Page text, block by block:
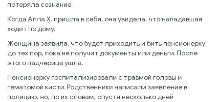
потеряла сознание.
Когда Алла Х. пришла в себя, она увидела, что нападавшая
ходит по дому.
Женщина заявила, что будет приходить и бить пенсионерку
до тех пор, пока не получит документы или деньги. После
этого падчерица ушла.
Пенсионерку госпитализировали с травмой головы и
гематомой кисти. Родственники написали заявление в
полицию, но, по их словам, спустя несколько дней